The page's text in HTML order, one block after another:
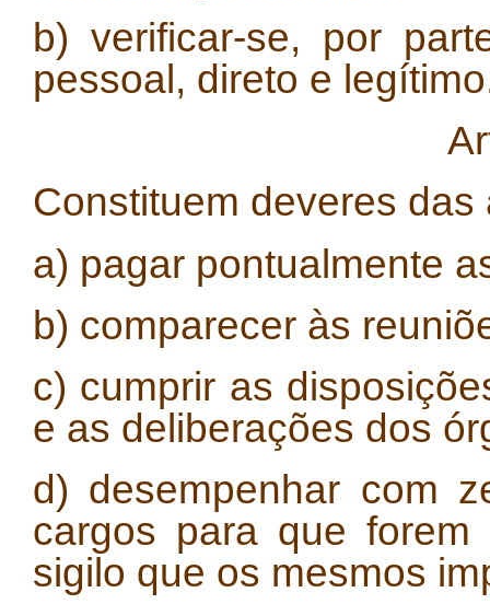
b) verificar-se, por
pessoal, direto e
Constituem deveres
a) pagar pontualmente
b) comparecer às
c) cumprir as
e as deliberações dos
d) desempenhar com
cargos para que
sigilo que os mesmos